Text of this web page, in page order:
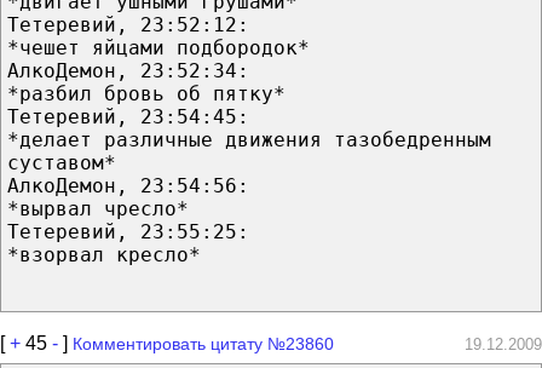
Тетеревий, 23:52:12:
*чешет яйцами подбородок*
АлкоДемон, 23:52:34:
*разбил бровь об пятку*
Тетеревий, 23:54:45:
*делает различные движения тазобедренным
суставом*
АлкоДемон, 23:54:56:
*вырвал чресло*
Тетеревий, 23:55:25:
*взорвал кресло*
[+ 45 - ] Комментировать цитату №23860 19.12.2009